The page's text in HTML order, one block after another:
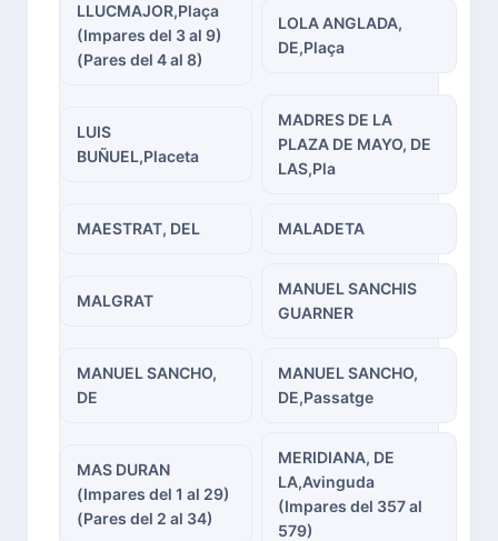
LLUCMAJOR,Plaça
(Impares del 3 al 9)
(Pares del 4 al 8)
LOLA ANGLADA,
DE,Plaça
LUIS
BUÑUEL,Placeta
MADRES DE LA
PLAZA DE MAYO, DE
LAS,Pla
MAESTRAT, DEL MALADETA
MALGRAT
MANUEL SANCHIS
GUARNER
MANUEL SANCHO,
DE
MANUEL SANCHO,
DE,Passatge
MAS DURAN
(Impares del 1 al 29)
(Pares del 2 al 34)
MERIDIANA, DE
LA,Avinguda
(Impares del 357 al
579)